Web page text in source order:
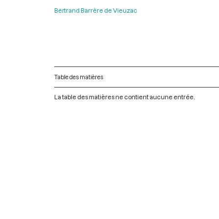
Bertrand Barrère de Vieuzac
Table des matières
La table des matières ne contient aucune entrée.